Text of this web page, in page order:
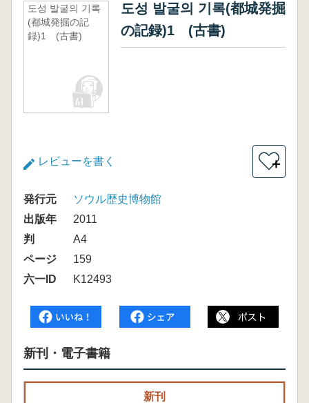
도성 발굴의 기록
(都城発掘の記
録)1 (古書)
도성 발굴의 기록(都城発掘
の記録)1 (古書)
レビューを書く ＋
発行元
ソウル歴史博物館
出版年
2011
判
A4
ページ
159
六一ID
K12493
新刊・電子書籍
新刊